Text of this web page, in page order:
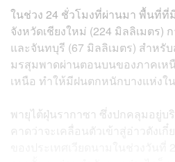
ในช่วง 24 ชั่วโมงที่ผ่านมา พื้นที่
จังหวัดเชียงใหม่ (224 มิลลิเมตร)
และจันทบุรี (67 มิลลิเมตร) สำหรั
มรสุมพาดผ่านตอนบนของภาคเห
เหนือ ทำให้มีฝนตกหนักบางแห่งใ
พายุไต้ฝุ่นรากาซา ซึ่งปกคลุมอยู่บ
คาดว่าจะเคลื่อนตัวเข้าสู่อ่าวตังเ